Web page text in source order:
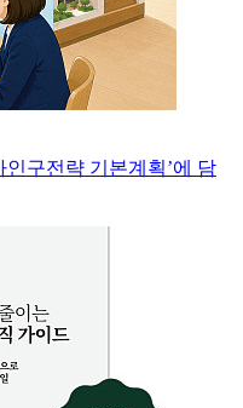
인구전략 기본계획’에 담